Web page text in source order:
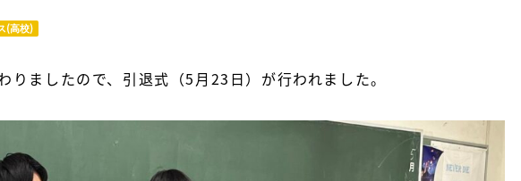
(高校)
りましたので、引退式（5月23日）が行われました。